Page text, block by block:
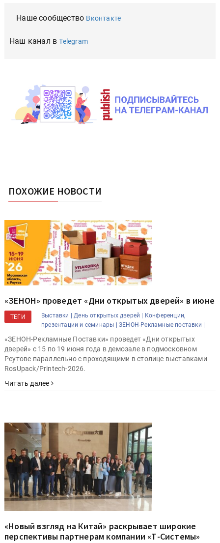
Наше сообщество Вконтакте
Наш канал вTelegram
ПОХОЖИЕ НОВОСТИ
«ЗЕНОН» проведет «Дни открытых дверей» в июне
ТЕГИ Выставки | День открытых дверей |
Конференции,
презентации и семинары |
ЗЕНОН-Рекламные поставки |
«ЗЕНОН-Рекламные Поставки» проведет «Дни открытых
дверей» с 15 по 19 июня года в демозале в подмосковном
Реутове параллельно с проходящими в столице выставками
RosUpack/Printech-2026.
Читать далее
«Новый взгляд на Китай» раскрывает широкие
перспективы партнерам компании «Т-Системы»